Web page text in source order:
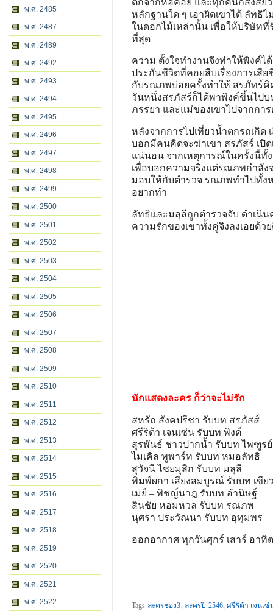
พ.ศ. 2485
พ.ศ. 2487
พ.ศ. 2489
พ.ศ. 2492
พ.ศ. 2493
พ.ศ. 2494
พ.ศ. 2495
พ.ศ. 2496
พ.ศ. 2497
พ.ศ. 2498
พ.ศ. 2499
พ.ศ. 2500
พ.ศ. 2501
พ.ศ. 2502
พ.ศ. 2503
พ.ศ. 2504
พ.ศ. 2505
พ.ศ. 2506
พ.ศ. 2507
พ.ศ. 2508
พ.ศ. 2509
พ.ศ. 2510
พ.ศ. 2511
พ.ศ. 2512
พ.ศ. 2513
พ.ศ. 2514
พ.ศ. 2515
พ.ศ. 2516
พ.ศ. 2517
พ.ศ. 2518
พ.ศ. 2519
พ.ศ. 2520
พ.ศ. 2521
พ.ศ. 2522
ตกจากหอคอย และทุกคนก็สงสัย
หลักฐานใด ๆ เอาผิดเขาได้ ลัทธิ
ในดอกไม้เหล่านั้น เพื่อให้บริษัท
ที่สุด
ความ ตั้งใจทำงานจึงทำให้พิงค์ไ
ประกันชีวิตที่คอยสืบเรื่องการเสี
กับรณภพบ่อยครั้งทำให้ สรภัทร์คิ
วันหนึ่งสรภัสร์ก็ได้พาพิงค์ขึ้นไปบ
ภรรยา และแม่ของเขาไปจากกา
หลังจากการไปเที่ยวน้ำตกรถเกิด
บอกมีคนคิดจะฆ่าเขา สรภัสร์ เปิ
แน่นอน จากเหตุการณ์ในครั้งนี้ทั้
เพื่อบอกความจริงแต่รณภพกำลั
มอบให้กับตำรวจ รณภพทำไปทั้ง
อยากทำ
ลัทธิและมลุลีถูกตำรวจจับ ดำเนิ
ความรักของเขาทั้งคู่จึงลงเอยด้ว
นักแสดงละคร ก็ว่าจะไม่รัก
สหรัถ สังคปรีชา รับบท สรภัสส์
ศรีริต้า เจนเซ่น รับบท พิงค์
สุรพันธ์ ชาวปากน้ำ รับบท ไพฑูรย์
ไมเคิล พูพาร์ท รับบท หมอลัทธิ
สุวัจนี ไชยมุสิก รับบท มลุลี
พิมพ์ผกา เสียงสมบูรณ์ รับบท เขีย
เมย์ – พิชญ์นาฎ รับบท อำนิษฐ์
สินชัย หอมหวล รับบท รณภพ
นุศรา ประวัณนา รับบท อุทุมพร
ออกอากาศ ทุกวันศุกร์ เสาร์ อาทิต
Tags ละครช่อง3, ละครปี 2546,ศรีริต้า เจนเซ่